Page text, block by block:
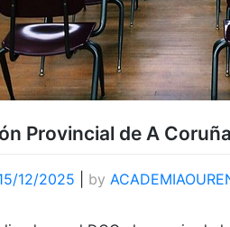
Provincial de A
12/2025 by